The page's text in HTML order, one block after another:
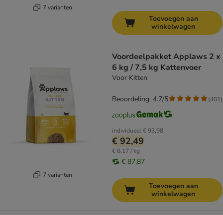
7 varianten
Toevoegen aan
winkelwagen
7 varianten
Voordeelpakket Applaws 2 x
6 kg / 7,5 kg Kattenvoer
Voor Kitten
individueel€ 93,98
€ 92,49
€ 6,17 / kg
€ 87,87
Beoordeling: 4.7/5 (401)
Toevoegen aan
winkelwagen